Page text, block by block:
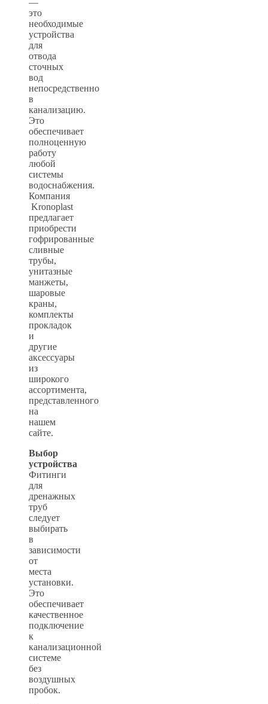
это
необходимые
устройства
для
отвода
сточных
вод
непосредственно
в
канализацию.
Это
обеспечивает
полноценную
работу
любой
системы
водоснабжения.
Компания
Kronoplast
предлагает
приобрести
гофрированные
сливные
трубы,
унитазные
манжеты,
шаровые
краны,
комплекты
прокладок
и
другие
аксессуары
из
широкого
ассортимента,
представленного
на
нашем
сайте.
Выбор
устройства
Фитинги
для
дренажных
труб
следует
выбирать
в
зависимости
от
места
установки.
Это
обеспечивает
качественное
подключение
к
канализационной
системе
без
воздушных
пробок.